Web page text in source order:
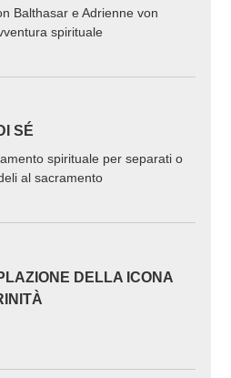
Balthasar e Adrienne von
spirituale
SÉ
spirituale per separati o
al sacramento
DELLA ICONA